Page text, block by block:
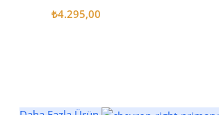
₺4.295,00